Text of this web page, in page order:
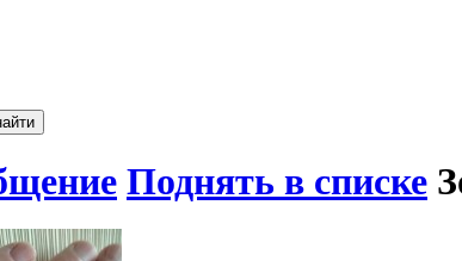
Поднять в списке